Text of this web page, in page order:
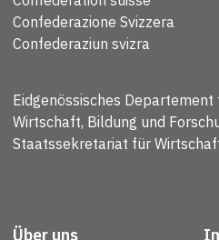
Confederazione Svizzera
Confederaziun svizra
Eidgenössisches Departement
Wirtschaft, Bildung und
Staatssekretariat für
Über uns